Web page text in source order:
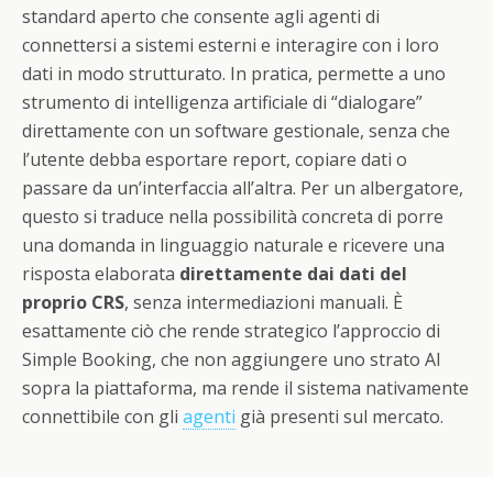
standard aperto che consente agli agenti di
connettersi a sistemi esterni e interagire con i loro
dati in modo strutturato. In pratica, permette a uno
strumento di intelligenza artificiale di “dialogare”
direttamente con un software gestionale, senza che
l’utente debba esportare report, copiare dati o
passare da un’interfaccia all’altra. Per un albergatore,
questo si traduce nella possibilità concreta di porre
una domanda in linguaggio naturale e ricevere una
risposta elaborata direttamente dai dati del
proprio CRS, senza intermediazioni manuali. È
esattamente ciò che rende strategico l’approccio di
Simple Booking, che non aggiungere uno strato AI
sopra la piattaforma, ma rende il sistema nativamente
connettibile con gli agenti già presenti sul mercato.